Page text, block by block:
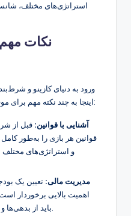
استراتژی‌های مختلف،
ورود به دنیای کازینو و
اینجا به چند نکته مهم برای موفقیت در شرط‌بندی اشاره می‌کنیم:
آشنایی با قوانین: قبل از
قوانین هر بازی را به‌طور
و استراتژی‌های
مدیریت مالی: تعیین یک
اهمیت بالایی برخوردار